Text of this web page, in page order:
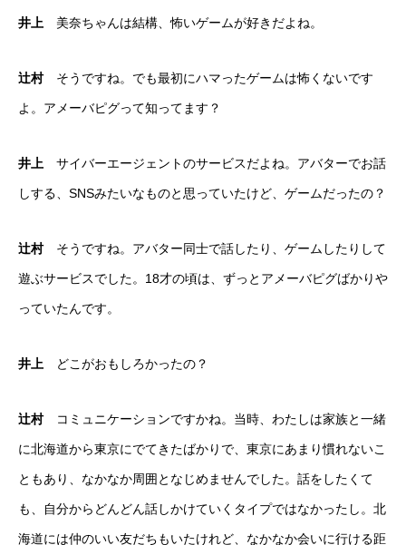
井上 美奈ちゃんは結構、怖いゲームが好きだよね。
辻村そうですね。でも最初にハマったゲームは怖くないです
よ。アメーバピグって知ってます？
井上 サイバーエージェントのサービスだよね。アバターでお話
しする、SNSみたいなものと思っていたけど、ゲームだったの？
辻村そうですね。アバター同士で話したり、ゲームしたりして
遊ぶサービスでした。18才の頃は、ずっとアメーバピグばかりや
っていたんです。
井上 どこがおもしろかったの？
辻村コミュニケーションですかね。当時、わたしは家族と一緒
に北海道から東京にでてきたばかりで、東京にあまり慣れないこ
ともあり、なかなか周囲となじめませんでした。話をしたくて
も、自分からどんどん話しかけていくタイプではなかったし。北
海道には仲のいい友だちもいたけれど、なかなか会いに行ける距